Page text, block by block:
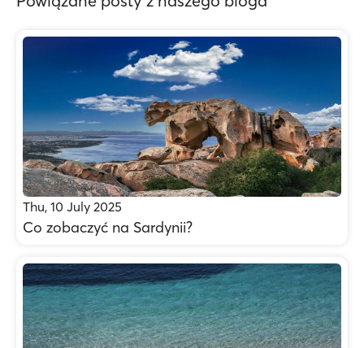
Thu, 10 July 2025
Co zobaczyć na Sardynii?